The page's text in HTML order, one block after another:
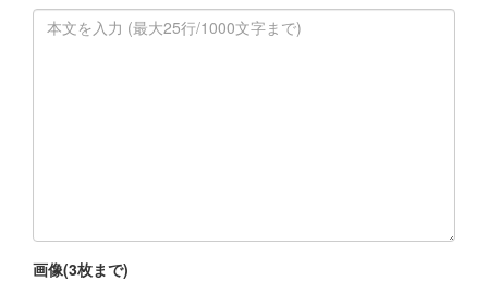
画像(3枚まで)